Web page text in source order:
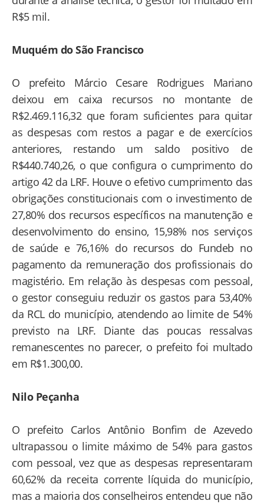
R$5 mil.
Muquém do São Francisco
O prefeito Márcio Cesare Rodrigues Mariano
deixou em caixa recursos no montante de
R$2.469.116,32 que foram suficientes para quitar
as despesas com restos a pagar e de exercícios
anteriores, restando um saldo positivo de
R$440.740,26, o que configura o cumprimento do
artigo 42 da LRF. Houve o efetivo cumprimento das
obrigações constitucionais com o investimento de
27,80% dos recursos específicos na manutenção e
desenvolvimento do ensino, 15,98% nos serviços
de saúde e 76,16% do recursos do Fundeb no
pagamento da remuneração dos profissionais do
magistério. Em relação às despesas com pessoal,
o gestor conseguiu reduzir os gastos para 53,40%
da RCL do município, atendendo ao limite de 54%
previsto na LRF. Diante das poucas ressalvas
remanescentes no parecer, o prefeito foi multado
em R$1.300,00.
Nilo Peçanha
O prefeito Carlos Antônio Bonfim de Azevedo
ultrapassou o limite máximo de 54% para gastos
com pessoal, vez que as despesas representaram
60,62% da receita corrente líquida do município,
mas a maioria dos conselheiros entendeu que não